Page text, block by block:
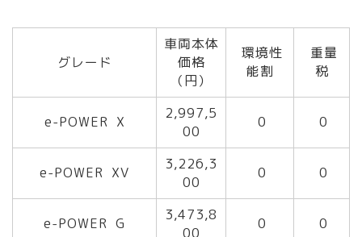
グレード
車両本体
価格
（円）
環境性
能割
重量
税
e-POWER X
2,997,5
00
0 0
e-POWER XV
3,226,3
00
0 0
e-POWER G
3,473,8
00
0 0